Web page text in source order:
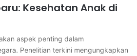
Kesehatan Anak di
aspek penting dalam
Penelitian terkini mengungkapkan